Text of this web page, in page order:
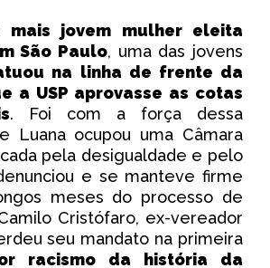
jovem mulher eleita
São Paulo, uma das jovens
na linha de frente da
a USP aprovasse as cotas
. Foi com a força dessa
Luana ocupou uma Câmara
pela desigualdade e pelo
e se manteve firme
meses do processo de
Cristófaro, ex-vereador
seu mandato na primeira
racismo da história da